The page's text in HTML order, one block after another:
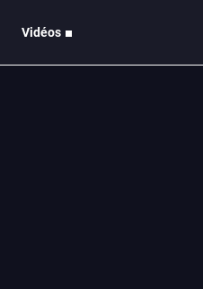
Vidéos